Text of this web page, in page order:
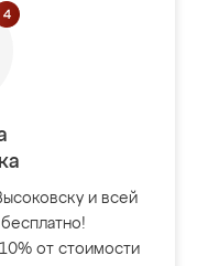
и всей
от стоимости